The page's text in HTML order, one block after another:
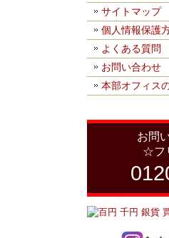
サイトマップ
個人情報保護
よくある質問
お問い合わせ
本部オフィス
お問
☆フ